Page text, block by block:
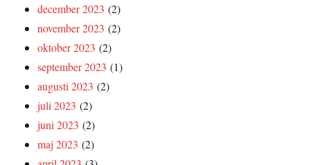
december 2023 (2)
november 2023 (2)
oktober 2023 (2)
september 2023 (1)
augusti 2023 (2)
juli 2023 (2)
juni 2023 (2)
maj 2023 (2)